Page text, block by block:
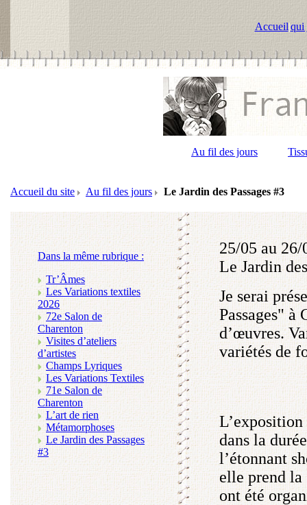
Accueil|qui
Au fil des jours
Accueil du site Au fil des jours Le Jardin des Passages #3
Dans la même rubrique :
Tr’Âmes
Les Variations textiles
2026
72e Salon de
Charenton
Visites d’ateliers
d’artistes
Champs Lyriques
Les Variations Textiles
71e Salon de
Charenton
L’art de rien
Métamorphoses
Le Jardin des Passages
#3
25/05 au 26/
Le Jardin
Je serai
Passages" à
d’œuvres.
variétés de
L’exposition
dans la
l’étonnant
elle prend
ont été